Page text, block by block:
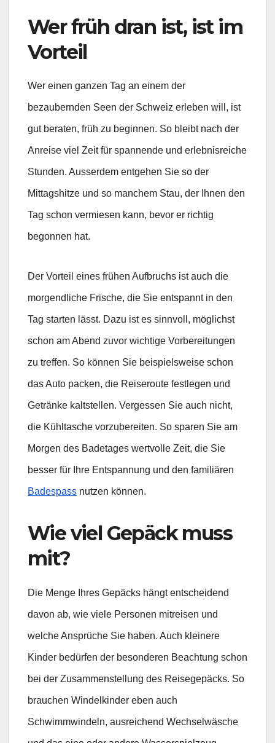
Wer früh dran ist, ist im
Vorteil
Wer einen ganzen Tag an einem der
bezaubernden Seen der Schweiz erleben will, ist
gut beraten, früh zu beginnen. So bleibt nach der
Anreise viel Zeit für spannende und erlebnisreiche
Stunden. Ausserdem entgehen Sie so der
Mittagshitze und so manchem Stau, der Ihnen den
Tag schon vermiesen kann, bevor er richtig
begonnen hat.
Der Vorteil eines frühen Aufbruchs ist auch die
morgendliche Frische, die Sie entspannt in den
Tag starten lässt. Dazu ist es sinnvoll, möglichst
schon am Abend zuvor wichtige Vorbereitungen
zu treffen. So können Sie beispielsweise schon
das Auto packen, die Reiseroute festlegen und
Getränke kaltstellen. Vergessen Sie auch nicht,
die Kühltasche vorzubereiten. So sparen Sie am
Morgen des Badetages wertvolle Zeit, die Sie
besser für Ihre Entspannung und den familiären
Badespass nutzen können.
Wie viel Gepäck muss
mit?
Die Menge Ihres Gepäcks hängt entscheidend
davon ab, wie viele Personen mitreisen und
welche Ansprüche Sie haben. Auch kleinere
Kinder bedürfen der besonderen Beachtung schon
bei der Zusammenstellung des Reisegepäcks. So
brauchen Windelkinder eben auch
Schwimmwindeln, ausreichend Wechselwäsche